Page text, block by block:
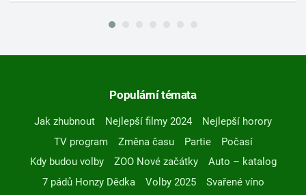
Populární témata
Jak zhubnout Nejlepší filmy 2024
Nejlepší horory
TV program
Změna času Partie
Počasí
Kdy budou volby
ZOO Nové začátky
Auto – katalog
7 pádů Honzy Dědka
Volby 2025
Svařené víno